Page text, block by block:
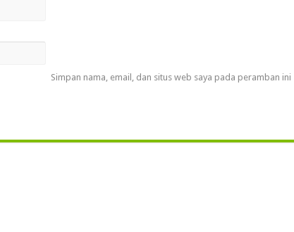
Simpan nama, email, dan situs web saya pada peramban ini